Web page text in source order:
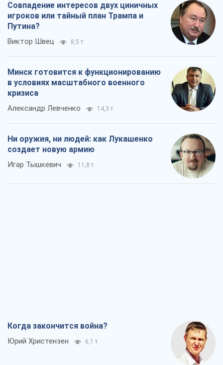
Совпадение интересов двух циничных
игроков или тайный план Трампа и
Путина?
Виктор Швец 8,5 т.
Минск готовится к функционированию
в условиях масштабного военного
кризиса
Александр Левченко 14,3 т.
Ни оружия, ни людей: как Лукашенко
создает новую армию
Игар Тышкевич 11,8 т.
Когда закончится война?
Юрий Христензен 6,1 т.